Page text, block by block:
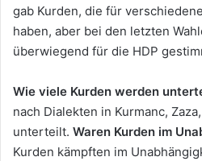
gab Kurden, die für
haben, aber bei den letzten
überwiegend für die HDP
Wie viele Kurden werden
nach Dialekten in Kurmanc,
unterteilt. Waren Kurden im
Kurden kämpften im